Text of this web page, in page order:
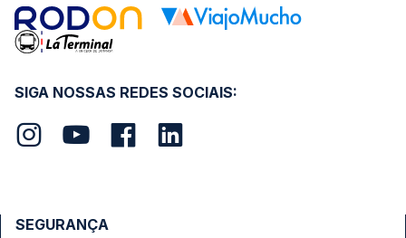
SIGA NOSSAS REDES SOCIAIS:
SEGURANÇA